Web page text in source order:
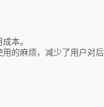
本。
的麻烦，减少了用户对后